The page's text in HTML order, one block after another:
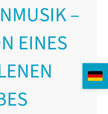
–
EINES